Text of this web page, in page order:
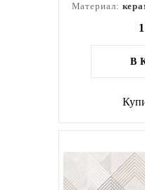
Материал:
В